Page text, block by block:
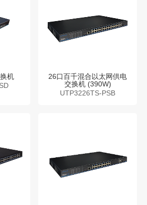
机
26口百千混合以太网供电
交换机 (390W)
UTP3226TS-PSB